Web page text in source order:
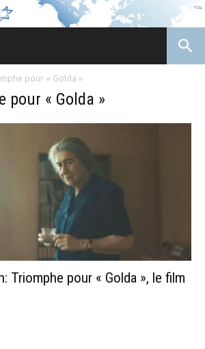
pour « Golda »
pour « Golda »
Triomphe pour « Golda », le film